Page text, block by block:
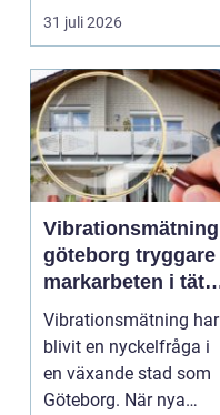
hantverk. I en stad so...
31 juli 2026
Vibrationsmätning
göteborg tryggare
markarbeten i tät
stadsmiljö
Vibrationsmätning har
blivit en nyckelfråga i
en växande stad som
Göteborg. När nya